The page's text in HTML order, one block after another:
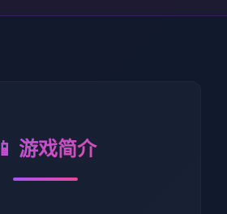
📱 游戏简介